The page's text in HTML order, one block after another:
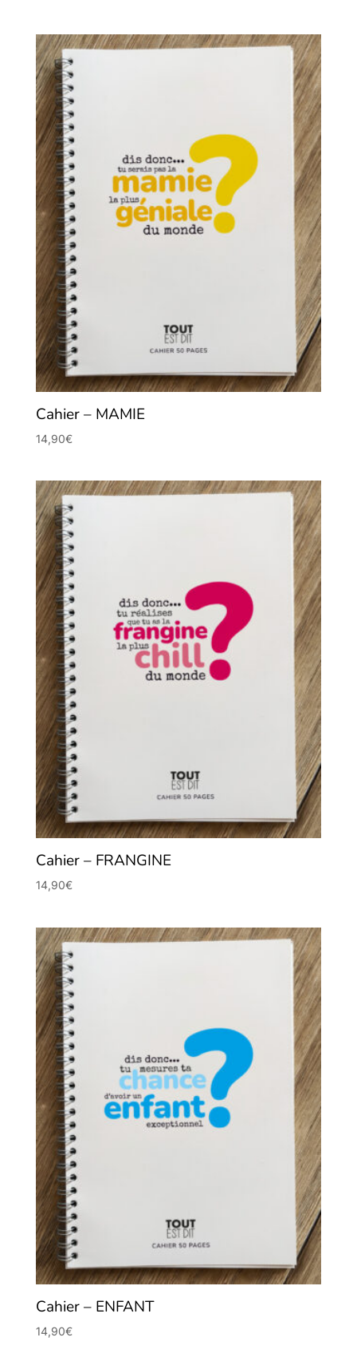
Cahier – MAMIE
14,90€
Cahier – FRANGINE
14,90€
Cahier – ENFANT
14,90€